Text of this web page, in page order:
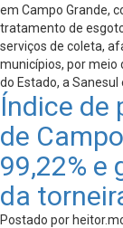
em Campo Grande,
tratamento de
serviços de coleta,
municípios, por meio
do Estado, a Sanesul
Índice de
de
99,22% e
da
Postado por